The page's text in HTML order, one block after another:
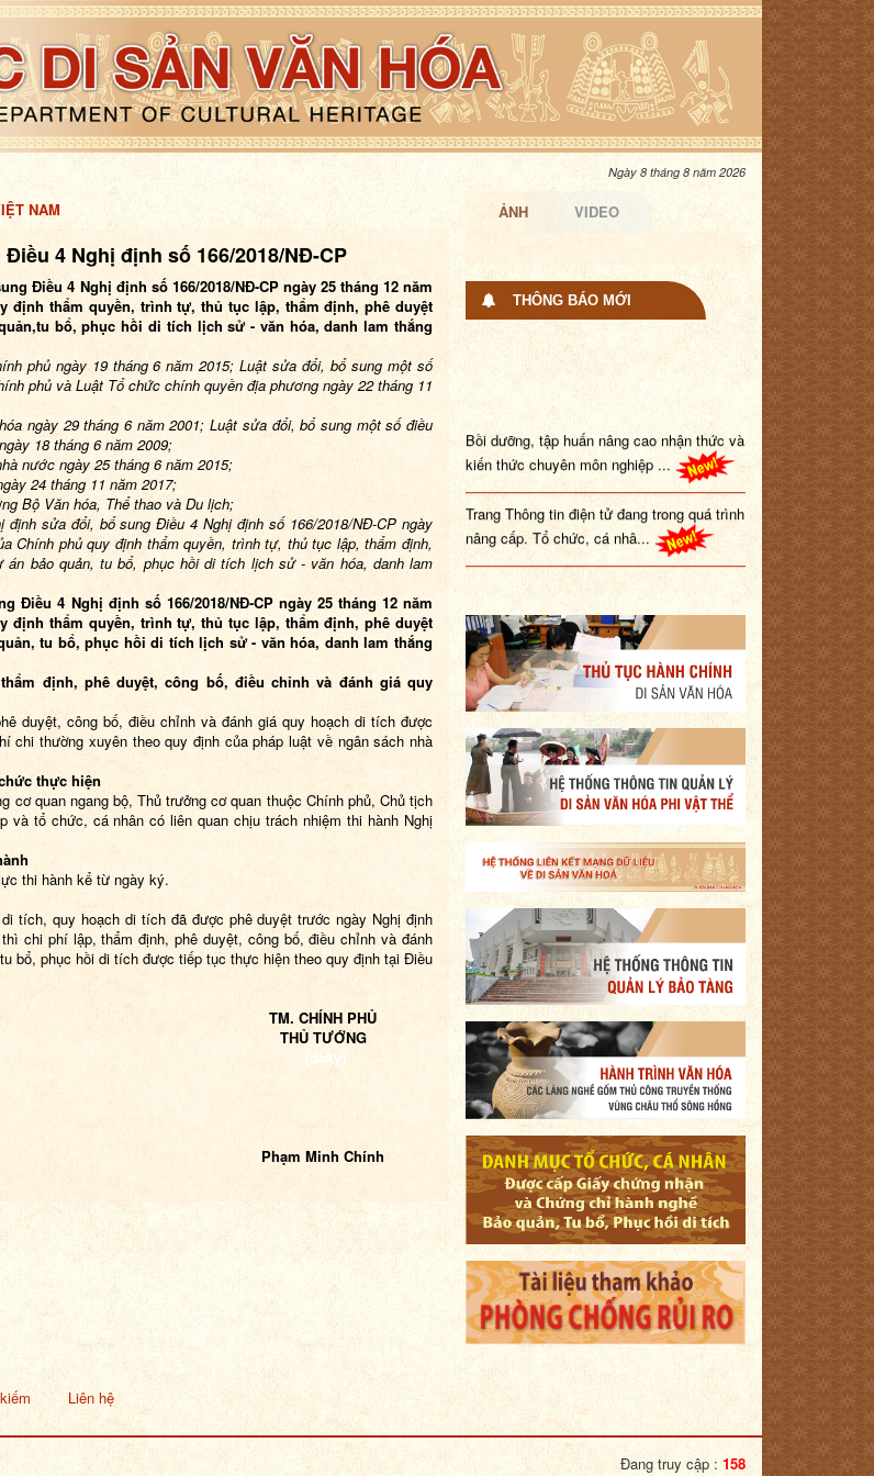
Ngày 8 tháng 8 năm 2026
NAM
4 Nghị định số 166/2018/NĐ-CP
Điều 4 Nghị định số 166/2018/NĐ-CP ngày 25 tháng 12 năm
định thẩm quyền, trình tự, thủ tục lập, thẩm định, phê duyệt
bổ, phục hồi di tích lịch sử - văn hóa, danh lam thắng
phủ ngày 19 tháng 6 năm 2015; Luật sửa đổi, bổ sung một số
phủ và Luật Tổ chức chính quyền địa phương ngày 22 tháng 11
ngày 29 tháng 6 năm 2001; Luật sửa đổi, bổ sung một số điều
18 tháng 6 năm 2009;
nước ngày 25 tháng 6 năm 2015;
24 tháng 11 năm 2017;
Bộ Văn hóa, Thể thao và Du lịch;
định sửa đổi, bổ sung Điều 4 Nghị định số 166/2018/NĐ-CP ngày
Chính phủ quy định thẩm quyền, trình tự, thủ tục lập, thẩm định,
án bảo quản, tu bổ, phục hồi di tích lịch sử - văn hóa, danhlam
Điều 4 Nghị định số 166/2018/NĐ-CPngày 25tháng 12 năm
định thẩm quyền, trình tự, thủ tục lập, thẩm định, phê duyệt
tu bổ, phục hồi di tích lịch sử - văn hóa, danh lam thắng
định, phê duyệt, công bố, điều chỉnh và đánh giá quy
duyệt, công bố, điều chỉnh và đánh giá quy hoạch di tích được
chi thường xuyên theo quy định của pháp luật về ngân sách nhà
thực hiện
cơ quan ngang bộ, Thủ trưởng cơ quan thuộc Chính phủ, Chủ tịch
và tổ chức, cá nhân có liên quan chịu trách nhiệm thi hành Nghị
thi hành kể từ ngày ký.
tích, quy hoạch di tích đã được phê duyệt trước ngày Nghị định
chi phí lập, thẩm định, phê duyệt, công bố, điều chỉnh và đánh
bổ, phục hồi di tích được tiếp tục thực hiện theo quy định tại Điều
TM. CHÍNH PHỦ
THỦ TƯỚNG
[daky]
Phạm Minh Chính
ẢNH VIDEO
THÔNG BÁO MỚI
Bồi dưỡng, tập huấn nâng cao nhận thức và
kiến thức chuyên môn nghiệp ...
Trang Thông tin điện tử đang trong quá trình
nâng cấp. Tổ chức, cá nhâ...
Liên hệ
Đang truy cập : 158